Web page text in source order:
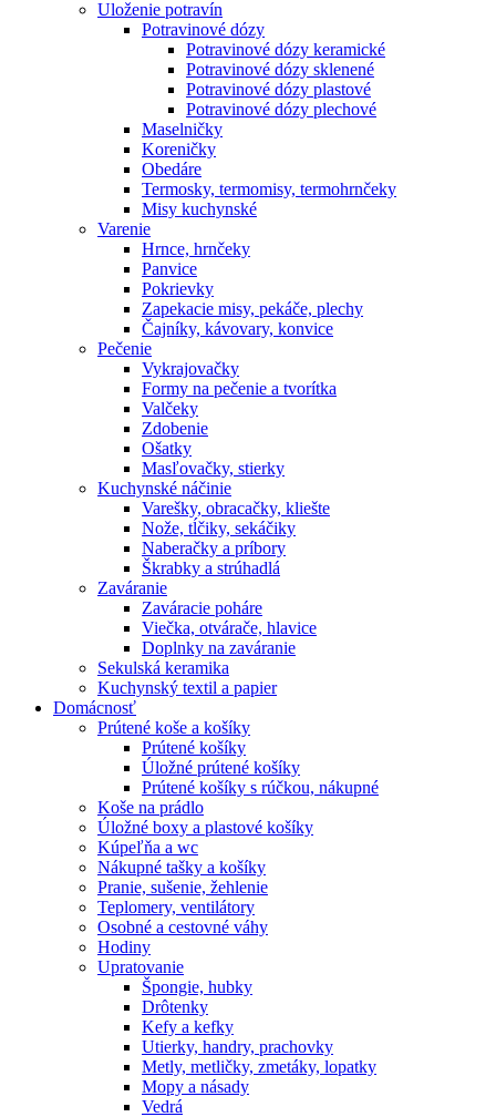
Uloženie potravín
Potravinové dózy
Potravinové dózy keramické
Potravinové dózy sklenené
Potravinové dózy plastové
Potravinové dózy plechové
Maselničky
Koreničky
Obedáre
Termosky, termomisy, termohrnčeky
Misy kuchynské
Varenie
Hrnce, hrnčeky
Panvice
Pokrievky
Zapekacie misy, pekáče, plechy
Čajníky, kávovary, konvice
Pečenie
Vykrajovačky
Formy na pečenie a tvorítka
Valčeky
Zdobenie
Ošatky
Masľovačky, stierky
Kuchynské náčinie
Varešky, obracačky, kliešte
Nože, tĺčiky, sekáčiky
Naberačky a príbory
Škrabky a strúhadlá
Zaváranie
Zaváracie poháre
Viečka, otvárače, hlavice
Doplnky na zaváranie
Sekulská keramika
Kuchynský textil a papier
Domácnosť
Prútené koše a košíky
Prútené košíky
Úložné prútené košíky
Prútené košíky s rúčkou, nákupné
Koše na prádlo
Úložné boxy a plastové košíky
Kúpeľňa a wc
Nákupné tašky a košíky
Pranie, sušenie, žehlenie
Teplomery, ventilátory
Osobné a cestovné váhy
Hodiny
Upratovanie
Špongie, hubky
Drôtenky
Kefy a kefky
Utierky, handry, prachovky
Metly, metličky, zmetáky, lopatky
Mopy a násady
Vedrá